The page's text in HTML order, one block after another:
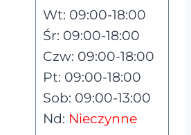
Wt: 09:00-18:00
Śr: 09:00-18:00
Czw: 09:00-18:00
Pt: 09:00-18:00
Sob: 09:00-13:00
Nd: Nieczynne